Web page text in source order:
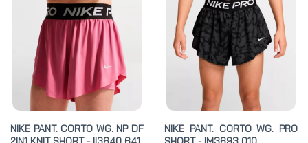
NIKE PANT. CORTO WG. NP DF
NIKE PANT. CORTO WG. PRO